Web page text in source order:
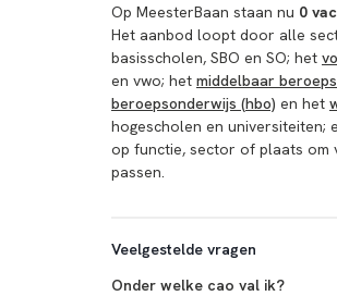
Op MeesterBaan staan nu 0
Het aanbod loopt door alle
basisscholen, SBO en SO; het
en vwo; het middelbaar
beroepsonderwijs (hbo) en het
hogescholen en universiteiten;
op functie, sector of plaats om
passen.
Veelgestelde vragen
Onder welke cao val ik?